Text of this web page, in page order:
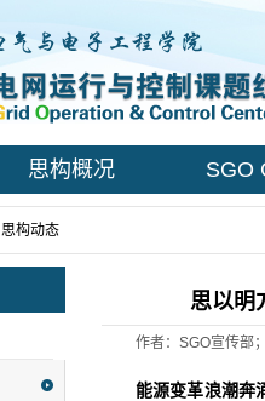
思构概况 SGO
思构动态
思以明
作者：SGO宣传部
能源变革浪潮奔